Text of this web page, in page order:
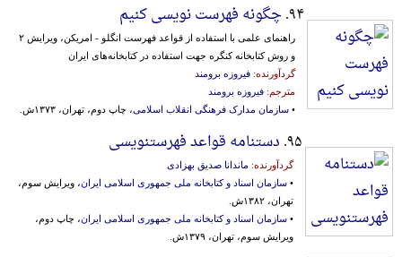
۹۴. چگونه فهرست نویسی کنیم
راهنمای‌ علمی‌ با استفاده‌ از قواعد فهرست‌ انگلو - امریکن‌، ویرایش‌ ۲
و روش‌ کتابخانه‌ کنگره‌ جهت‌ استفاده‌ در کتابخانه‌های‌ ایران‌
گردآورنده: فیروزه برومند
مترجم: فیروزه برومند
• سازمان مدارک فرهنگی انقلاب اسلامی، چاپ دوم، تهران، ۱۳۷۳ش.
۹۵. دستنامه قواعد فهرستنویسی
گردآورنده: ماندانا صدیق بهزادی
• سازمان اسناد و کتابخانه ملی جمهوری اسلامی ایران، ویرایش سوم،
تهران، ۱۳۸۲ش.
• سازمان اسناد و کتابخانه ملی جمهوری اسلامی ایران، چاپ دوم،
ویرایش سوم، تهران، ۱۳۷۹ش.